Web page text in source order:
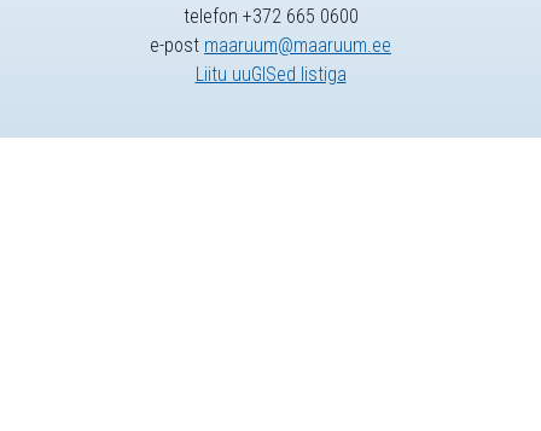
telefon +372 665 0600
e-post maaruum@maaruum.ee
Liitu uuGISed listiga